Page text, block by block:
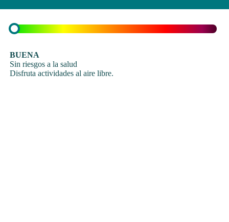
BUENA
Sin riesgos a la salud
Disfruta actividades al aire libre.